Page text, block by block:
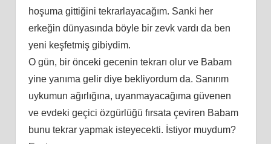
hoşuma gittiğini tekrarlayacağım. Sanki her
erkeğin dünyasında böyle bir zevk vardı da ben
yeni keşfetmiş gibiydim.
O gün, bir önceki gecenin tekrarı olur ve Babam
yine yanıma gelir diye bekliyordum da. Sanırım
uykumun ağırlığına, uyanmayacağıma güvenen
ve evdeki geçici özgürlüğü fırsata çeviren Babam
bunu tekrar yapmak isteyecekti. İstiyor muydum?